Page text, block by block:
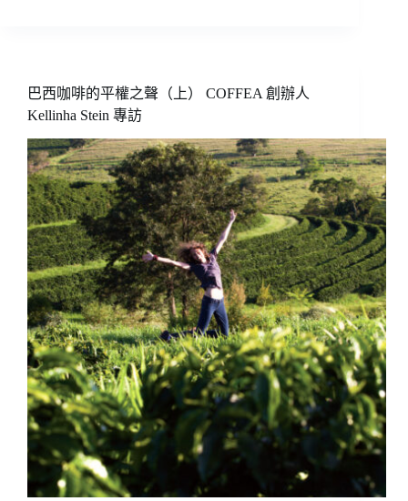
平
權
之
聲
（下）
COFFEA
創
辦
人
Kellinha
Stein
專
訪
巴西咖啡的平權之聲（上） COFFEA 創辦人
Kellinha Stein 專訪